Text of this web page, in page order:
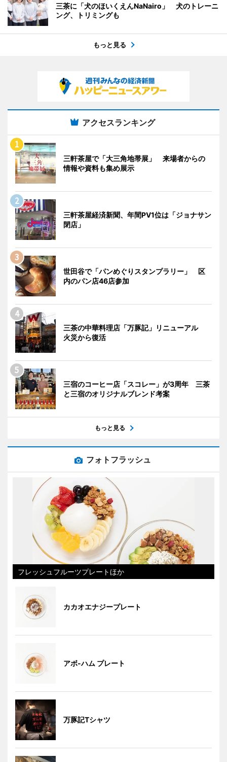
三茶に「犬のほいくえんNaNairo」 犬のトレーニ
ング、トリミングも
もっと見る
アクセスランキング
三軒茶屋で「大三角地帯展」 来場者からの
情報や資料も集め展示
三軒茶屋経済新聞、年間PV1位は「ジョナサン
閉店」
世田谷で「パンめぐりスタンプラリー」 区
内のパン店46店参加
三茶の中華料理店「万豚記」リニューアル
火災から復活
三宿のコーヒー店「スコレー」が3周年 三茶
と三宿のオリジナルブレンド考案
もっと見る
フォトフラッシュ
フレッシュフルーツプレートほか
カカオエナジープレート
アボ-ハム プレート
万豚記Tシャツ